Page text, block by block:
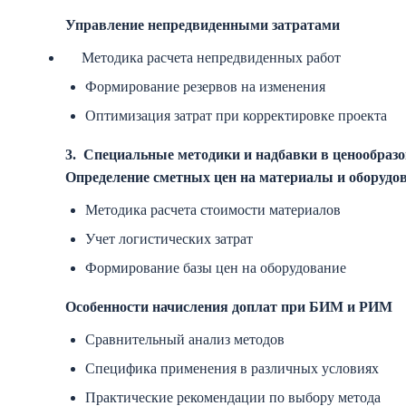
Управление непредвиденными затратами
Методика расчета непредвиденных работ
Формирование резервов на изменения
Оптимизация затрат при корректировке проекта
3. Специальные методики и надбавки в
Определение сметных цен на материалы и
Методика расчета стоимости материалов
Учет логистических затрат
Формирование базы цен на оборудование
Особенности начисления доплат при БИМ и РИМ
Сравнительный анализ методов
Специфика применения в различных условиях
Практические рекомендации по выбору метода